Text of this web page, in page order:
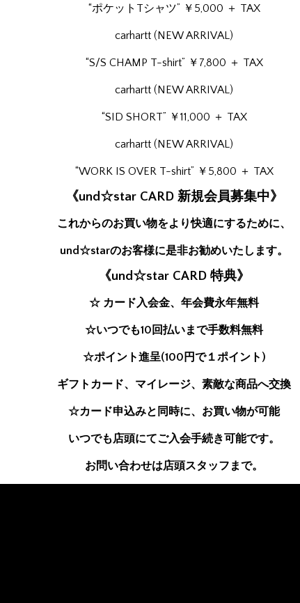
“ポケットTシャツ” ￥5,000 ＋ TAX
carhartt (NEW ARRIVAL)
“S/S CHAMP T-shirt” ￥7,800 ＋ TAX
carhartt (NEW ARRIVAL)
“SID SHORT” ￥11,000 ＋ TAX
carhartt (NEW ARRIVAL)
“WORK IS OVER T-shirt” ￥5,800 ＋ TAX
《und☆star CARD 新規会員募集中》
これからのお買い物をより快適にするために、
und☆starのお客様に是非お勧めいたします。
《und☆star CARD 特典》
☆ カード入会金、年会費永年無料
☆いつでも10回払いまで手数料無料
☆ポイント進呈(100円で１ポイント)
ギフトカード、マイレージ、素敵な商品へ交換
☆カード申込みと同時に、お買い物が可能
いつでも店頭にてご入会手続き可能です。
お問い合わせは店頭スタッフまで。